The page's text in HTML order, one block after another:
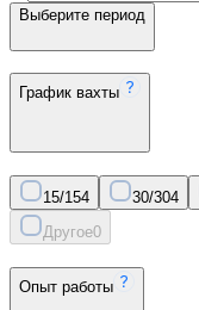
Выберите период
График вахты
15/154 30/304
Другое0
Опыт работы